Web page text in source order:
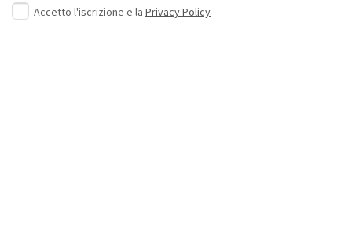
Accetto l'iscrizione e la Privacy Policy